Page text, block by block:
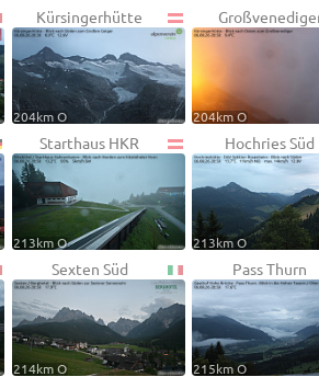
Kürsingerhütte
204km O 204km O
Starthaus HKR
213km O
Hochries Süd
213km O
Sexten Süd
214km O
Pass Thurn
215km O